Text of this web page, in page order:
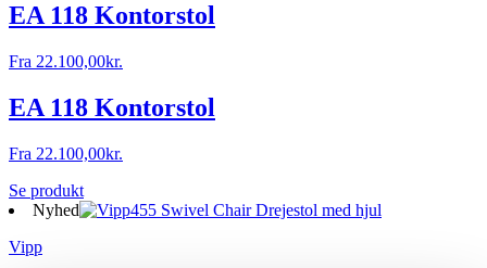
EA 118 Kontorstol
Fra 22.100,00kr.
EA 118 Kontorstol
Fra 22.100,00kr.
Se produkt
Nyhed
Vipp